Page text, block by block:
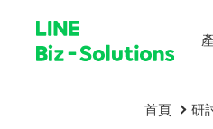
首頁 研